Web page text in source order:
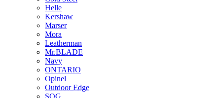
Helle
Kershaw
Marser
Mora
Leatherman
Mr.BLADE
Navy
ONTARIO
Opinel
Outdoor Edge
SOG